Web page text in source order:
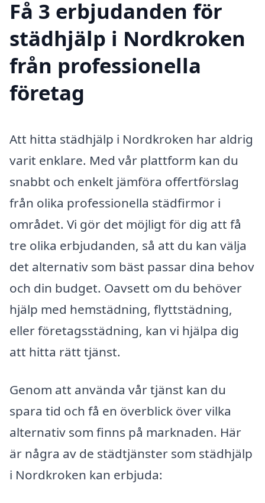
Få 3 erbjudanden för
städhjälp i Nordkroken
från professionella
företag
Att hitta städhjälp i Nordkroken har aldrig
varit enklare. Med vår plattform kan du
snabbt och enkelt jämföra offertförslag
från olika professionella städfirmor i
området. Vi gör det möjligt för dig att få
tre olika erbjudanden, så att du kan välja
det alternativ som bäst passar dina behov
och din budget. Oavsett om du behöver
hjälp med hemstädning, flyttstädning,
eller företagsstädning, kan vi hjälpa dig
att hitta rätt tjänst.
Genom att använda vår tjänst kan du
spara tid och få en överblick över vilka
alternativ som finns på marknaden. Här
är några av de städtjänster som städhjälp
i Nordkroken kan erbjuda: